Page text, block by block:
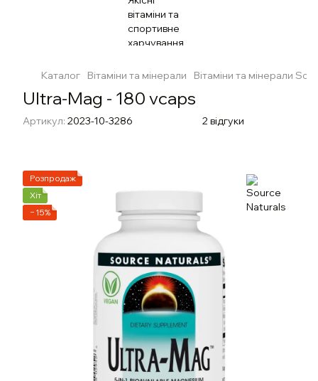
Каталог Вітаміни та мінерали Вітаміни та мінерали
Ultra-Mag - 180 vcaps
Артикул: 2023-10-3286 2 відгуки
Розпродаж
Хіт
−15%